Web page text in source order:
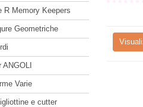
R Memory Keepers
Geometriche
ANGOLI
Varie
e cutter